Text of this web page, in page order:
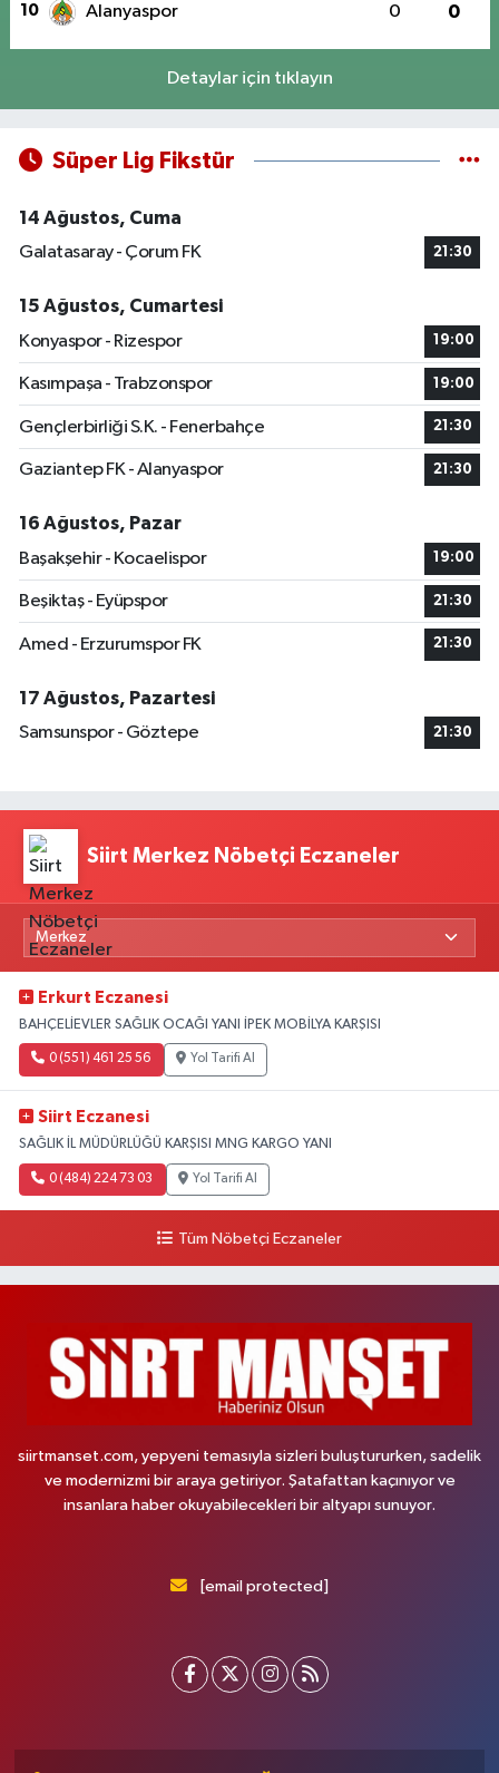
10 Alanyaspor 0 0
Detaylar için tıklayın
Süper Lig Fikstür
14 Ağustos, Cuma
Galatasaray - Çorum FK
21:30
15 Ağustos, Cumartesi
Konyaspor - Rizespor
19:00
Kasımpaşa - Trabzonspor 19:00
Gençlerbirliği S.K. - Fenerbahçe 21:30
Gaziantep FK - Alanyaspor 21:30
16 Ağustos, Pazar
Başakşehir - Kocaelispor
19:00
Beşiktaş - Eyüpspor 21:30
Amed - Erzurumspor FK 21:30
17 Ağustos, Pazartesi
Samsunspor - Göztepe
21:30
Siirt Merkez Nöbetçi Eczaneler
Erkurt Eczanesi
BAHÇELİEVLER SAĞLIK OCAĞI YANI İPEK MOBİLYA KARŞISI
0 (551) 461 25 56 Yol Tarifi Al
Siirt Eczanesi
SAĞLIK İL MÜDÜRLÜĞÜ KARŞISI MNG KARGO YANI
0 (484) 224 73 03 Yol Tarifi Al
Tüm Nöbetçi Eczaneler
siirtmanset.com, yepyeni temasıyla sizleri buluştururken, sadelik
ve modernizmi bir araya getiriyor. Şatafattan kaçınıyor ve
insanlara haber okuyabilecekleri bir altyapı sunuyor.
[email protected]